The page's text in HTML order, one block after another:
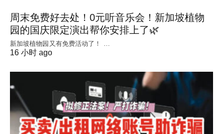
周末免费好去处！0元听音乐会！新加坡植物
园的国庆限定演出帮你安排上了🌿
新加坡植物园又有免费活动了！ …
16 小时 ago